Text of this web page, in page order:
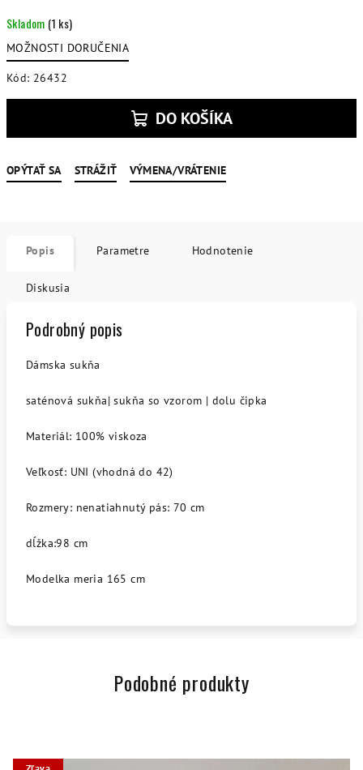
cena:
Skladom (1 ks)
MOŽNOSTI DORUČENIA
Kód: 26432
DO KOŠÍKA
OPÝTAŤ SA STRÁŽIŤ VÝMENA/VRÁTENIE
Popis Parametre Hodnotenie
Diskusia
Podrobný popis
Dámska sukňa
saténová sukňa| sukňa so vzorom | dolu čipka
Materiál: 100% viskoza
Veľkosť: UNI (vhodná do 42)
Rozmery: nenatiahnutý pás: 70 cm
dĺžka:98 cm
Modelka meria 165 cm
Podobné produkty